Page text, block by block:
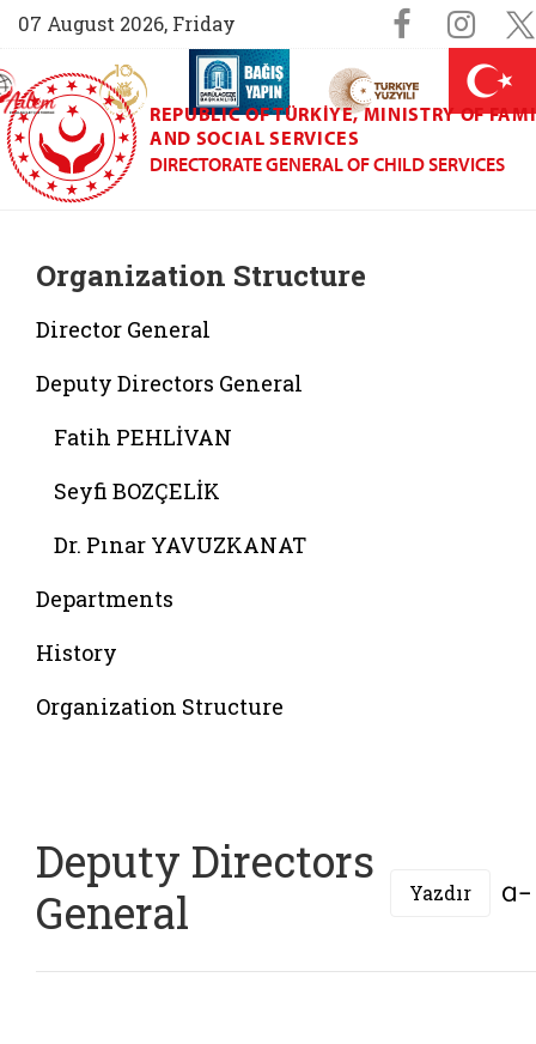
07 August 2026, Friday Sosyal
(yeni sekmede açılır)
AİLEM İletişim Merkezi (yeni sekmede açılır)
Aile ve Nüfus On Yılı (yeni sekmede açılır)
Darülaceze bağış sayfası (yeni
REPUBLIC OF TÜRKIYE, MINISTRY OF
AND SOCIAL SERVICES
DIRECTORATE GENERAL OF CHILD SERVICES
Organization Structure
Director General
Deputy Directors General
Fatih PEHLİVAN
Seyfi BOZÇELİK
Dr. Pınar YAVUZKANAT
Departments
History
Organization Structure
Deputy Directors
General
Yazdır